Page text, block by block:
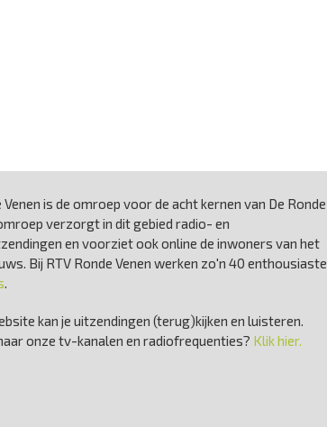
Venen is de omroep voor de acht kernen van De Ronde
verzorgt in dit gebied radio- en
en voorziet ook online de inwoners van het
Bij RTV Ronde Venen werken zo'n 40 enthousiaste
.
kan je uitzendingen (terug)kijken en luisteren.
onze tv-kanalen en radiofrequenties? Klik hier.